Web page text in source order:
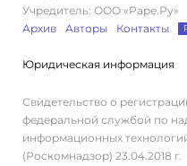
Учредитель: ООО «Раре.Ру»
Архив
Авторы Контакты
Юридическая информация
Свидетельство о
федеральной службой по
информационных
(Роскомнадзор) 23.04.2018 г.